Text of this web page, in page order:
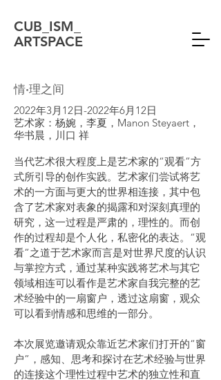
CUB_ISM_
ARTSPACE
情·理之间
2022年3月12日-2022年6月12日
艺术家：杨婉，李夏，Manon Steyaert，
华书晨，川口 祥
当代艺术很大程度上是艺术家的“观看”方
式所引导的创作实践。艺术家们尝试将艺
术的一方面与更大的世界相连接，其中包
含了艺术家对表象的揭露和对深刻真理的
研究，这一过程是严肃的，理性的。而创
作的过程却是个人化，私密化的表达。“观
看”之道于艺术家而言是对世界尺度的认识
与掌控方式，通过某种实践将艺术与其它
领域相连可以看作是艺术家自我完整的艺
术经验中的一扇窗户，透过这扇窗，观众
可以看到情感和思维的一部分。
本次展览邀请观众靠近艺术家们打开的“窗
户”，感知、思考和探讨在艺术经验与世界
的连接这个理性过程中艺术的独立性和直